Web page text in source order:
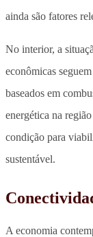
ainda são fatores
No interior, a
econômicas
baseados em
energética na
condição para
sustentável.
A economia